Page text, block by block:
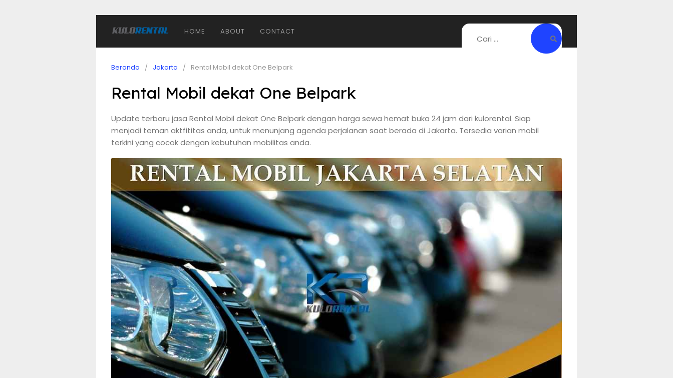
HOME ABOUT CONTACT
Beranda Jakarta Rental Mobil dekat One Belpark
Rental Mobil dekat One Belpark
Update terbaru jasa Rental Mobil dekat One Belpark dengan harga sewa hemat buka 24 jam dari kulorental. Siap
menjadi teman aktfititas anda, untuk menunjang agenda perjalanan saat berada di Jakarta. Tersedia varian mobil
terkini yang cocok dengan kebutuhan mobilitas anda.